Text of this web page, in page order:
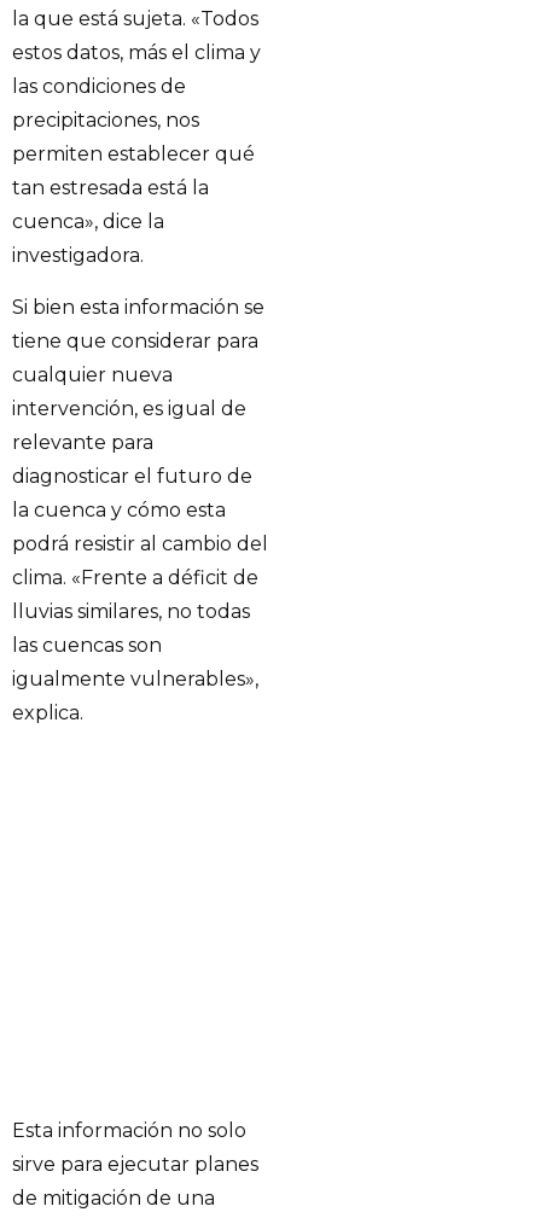
la que está sujeta. «Todos
estos datos, más el clima y
las condiciones de
precipitaciones, nos
permiten establecer qué
tan estresada está la
cuenca», dice la
investigadora.
Si bien esta información se
tiene que considerar para
cualquier nueva
intervención, es igual de
relevante para
diagnosticar el futuro de
la cuenca y cómo esta
podrá resistir al cambio del
clima. «Frente a déficit de
lluvias similares, no todas
las cuencas son
igualmente vulnerables»,
explica.
Esta información no solo
sirve para ejecutar planes
de mitigación de una